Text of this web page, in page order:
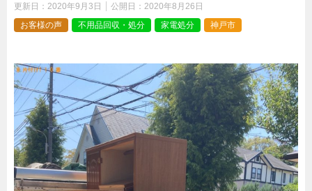
更新日： 2020年9月3日 公開日： 2020年8月26日
お客様の声
不用品回収・処分 家電処分 神戸市